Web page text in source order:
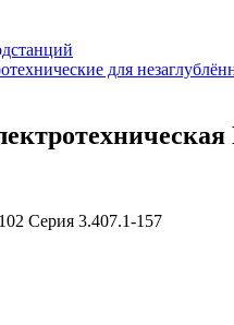
для
Серия 3.407.1-157